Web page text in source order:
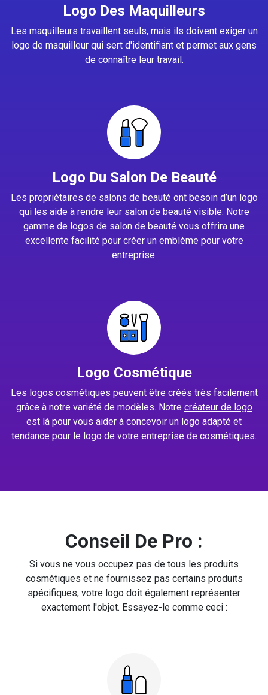
Logo Des Maquilleurs
Les maquilleurs travaillent seuls, mais ils doivent exiger un
logo de maquilleur qui sert d'identifiant et permet aux gens
de connaître leur travail.
Logo Du Salon De Beauté
Les propriétaires de salons de beauté ont besoin d’un logo
qui les aide à rendre leur salon de beauté visible. Notre
gamme de logos de salon de beauté vous offrira une
excellente facilité pour créer un emblème pour votre
entreprise.
Logo Cosmétique
Les logos cosmétiques peuvent être créés très facilement
grâce à notre variété de modèles. Notre créateur de logo
est là pour vous aider à concevoir un logo adapté et
tendance pour le logo de votre entreprise de cosmétiques.
Conseil De Pro :
Si vous ne vous occupez pas de tous les produits
cosmétiques et ne fournissez pas certains produits
spécifiques, votre logo doit également représenter
exactement l'objet. Essayez-le comme ceci :